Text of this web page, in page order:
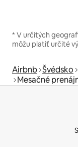
* V určitých
môžu platiť určité
Airbnb Švédsko
Mesačné